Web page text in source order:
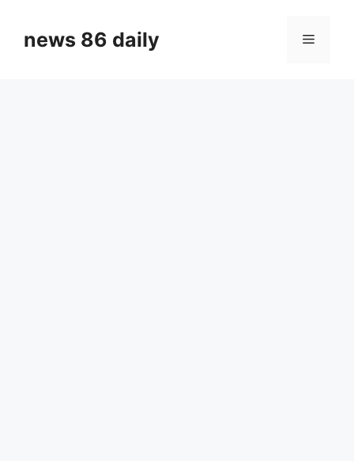
contentnews 86 daily Menu